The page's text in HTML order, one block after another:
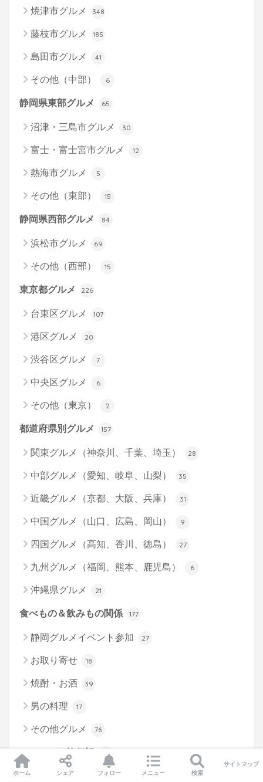
焼津市グルメ 348
藤枝市グルメ 185
島田市グルメ 41
その他（中部） 6
静岡県東部グルメ 65
沼津・三島市グルメ 30
富士・富士宮市グルメ 12
熱海市グルメ 5
その他（東部） 15
静岡県西部グルメ 84
浜松市グルメ 69
その他（西部） 15
東京都グルメ 226
台東区グルメ 107
港区グルメ 20
渋谷区グルメ 7
中央区グルメ 6
その他（東京） 2
都道府県別グルメ 157
関東グルメ（神奈川、千葉、埼玉） 28
中部グルメ（愛知、岐阜、山梨） 35
近畿グルメ（京都、大阪、兵庫） 31
中国グルメ（山口、広島、岡山） 9
四国グルメ（高知、香川、徳島） 27
九州グルメ（福岡、熊本、鹿児島） 6
沖縄県グルメ 21
食べもの＆飲みもの関係 177
静岡グルメイベント参加 27
お取り寄せ 18
焼酎・お酒 39
男の料理 17
その他グルメ 76
ジャニごり旅行記 102
中部旅行記（愛知、岐阜） 11
ホーム シェア フォロー メニュー 検索
サイトマップ